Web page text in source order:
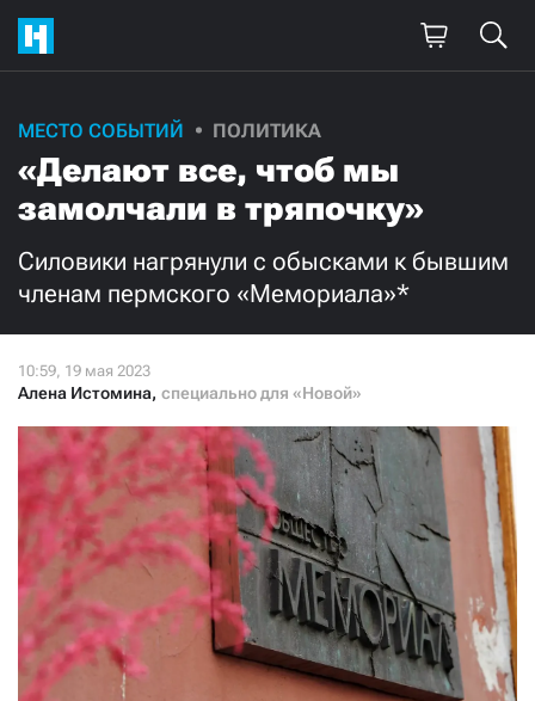
МЕСТО СОБЫТИЙ ПОЛИТИКА
«Делают все, чтоб мы
замолчали в тряпочку»
Силовики нагрянули с обысками к бывшим
членам пермского «Мемориала»*
Алена Истомина, специально для «Новой»
Поддержите
нашу работу!
Ежемесячно Разово
3000 1000
Нажимая кнопку «Стать соучастником»,
я принимаю
условия и подтверждаю свое гражданство РФ
СТАТЬ СОУЧАСТНИКОМ
ПОДЕЛИТЬСЯ С ДРУЗЬЯМИ
Если у вас есть вопросы, пишите donate@novayagazeta.ru или
звоните:
+7 (929) 612-03-68